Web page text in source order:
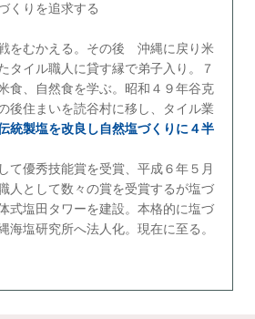
くりを追求する
をむかえる。その後 沖縄に戻り米
タイル職人に貸す縁で弟子入り。７
食、自然食を学ぶ。昭和４９年谷克
後住まいを読谷村に移し、タイル業
統製塩を改良し自然塩づくりに４半
優秀技能賞を受賞、平成６年５月
人として数々の賞を受賞するが塩づ
式塩田タワーを建設。本格的に塩づ
塩研究所へ法人化。現在に至る。